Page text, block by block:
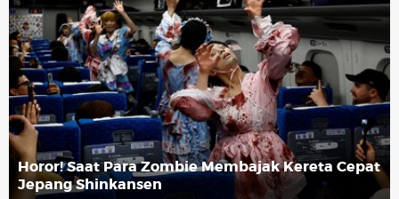
Horor! Saat Para Zombie Membajak Kereta Cepat
Jepang Shinkansen